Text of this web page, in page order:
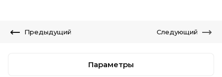
Предыдущий Следующий
Параметры